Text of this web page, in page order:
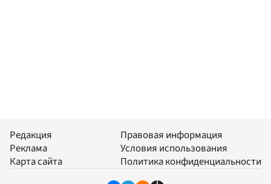
Редакция
Реклама
Карта сайта
Правовая информация
Условия использования
Политика конфиденциальности